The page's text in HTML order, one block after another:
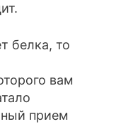
белка, то
вам
прием